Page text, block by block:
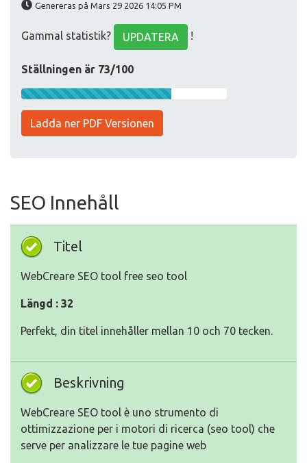
Genereras på Mars 29 2026 14:05 PM
Gammal statistik? UPDATERA !
Ställningen är 73/100
Ladda ner PDF Versionen
SEO Innehåll
Titel
WebCreare SEO tool free seo tool
Längd : 32
Perfekt, din titel innehåller mellan 10 och 70 tecken.
Beskrivning
WebCreare SEO tool è uno strumento di
ottimizzazione per i motori di ricerca (seo tool) che
serve per analizzare le tue pagine web